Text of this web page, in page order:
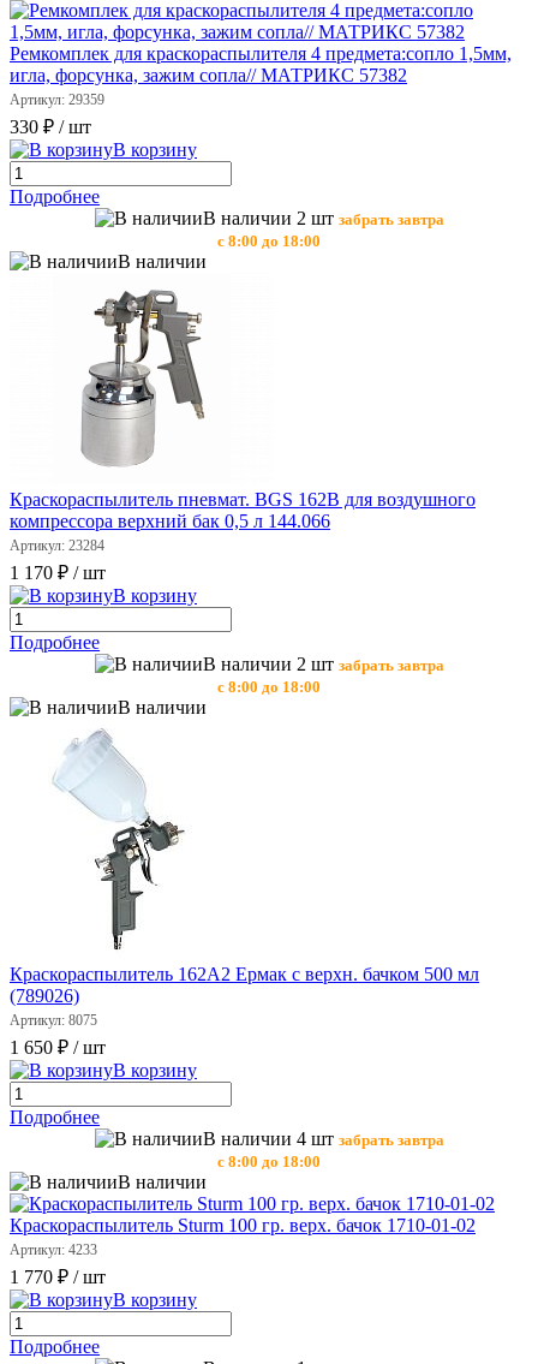
Ремкомплек для краскораспылителя 4 предмета:сопло 1,5мм,
игла, форсунка, зажим сопла// МАТРИКС 57382
Артикул: 29359
330 ₽ / шт
В корзину
Подробнее
В наличии 2 шт забрать завтра
с 8:00 до 18:00
В наличии
Краскораспылитель пневмат. BGS 162В для воздушного
компрессора верхний бак 0,5 л 144.066
Артикул: 23284
1 170 ₽ / шт
В корзину
Подробнее
В наличии 2 шт забрать завтра
с 8:00 до 18:00
В наличии
Краскораспылитель 162А2 Ермак с верхн. бачком 500 мл
(789026)
Артикул: 8075
1 650 ₽ / шт
В корзину
Подробнее
В наличии 4 шт забрать завтра
с 8:00 до 18:00
В наличии
Краскораспылитель Sturm 100 гр. верх. бачок 1710-01-02
Артикул: 4233
1 770 ₽ / шт
В корзину
Подробнее